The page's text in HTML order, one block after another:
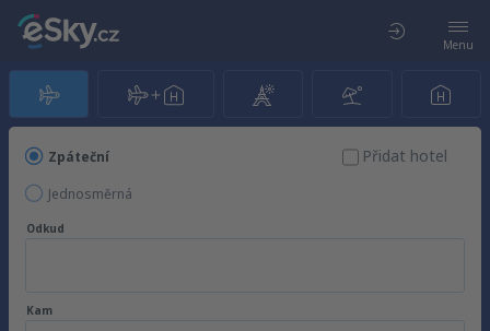
Menu
Zpáteční
Jednosměrná
Přidat hotel
Odkud
Kam